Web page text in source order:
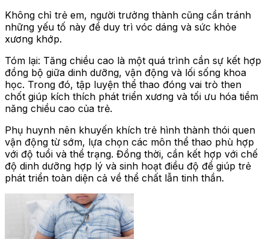
Không chỉ trẻ em, người trưởng thành cũng cần tránh
những yếu tố này để duy trì vóc dáng và sức khỏe
xương khớp.
Tóm lại: Tăng chiều cao là một quá trình cần sự kết hợp
đồng bộ giữa dinh dưỡng, vận động và lối sống khoa
học. Trong đó, tập luyện thể thao đóng vai trò then
chốt giúp kích thích phát triển xương và tối ưu hóa tiềm
năng chiều cao của trẻ.
Phụ huynh nên khuyến khích trẻ hình thành thói quen
vận động từ sớm, lựa chọn các môn thể thao phù hợp
với độ tuổi và thể trạng. Đồng thời, cần kết hợp với chế
độ dinh dưỡng hợp lý và sinh hoạt điều độ để giúp trẻ
phát triển toàn diện cả về thể chất lẫn tinh thần.